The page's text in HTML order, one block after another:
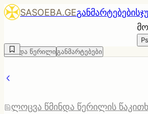
SASOEBA.GEგანმარტებები
წმინდა წერილი განმარტებები
ლოცვა წმინდა წერილის